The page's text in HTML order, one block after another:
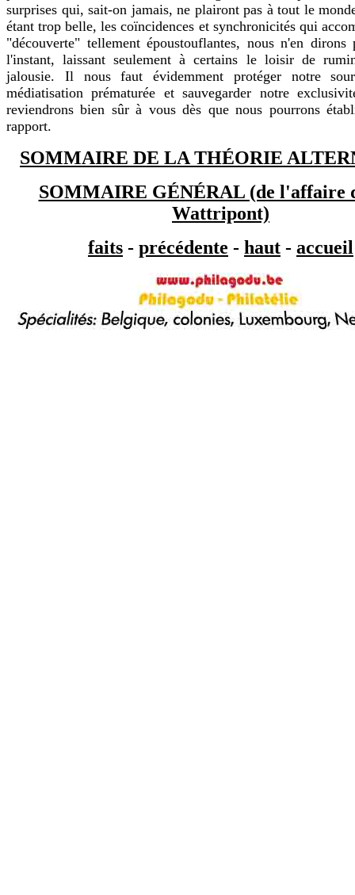
surprises qui, sait-on jamais, ne plairont pas à tout le
étant trop belle, les coïncidences et synchronicités qui
"découverte" tellement époustouflantes, nous n'en dirons
l'instant, laissant seulement à certains le loisir de
jalousie. Il nous faut évidemment protéger notre
médiatisation prématurée et sauvegarder notre
reviendrons bien sûr à vous dès que nous pourrons
rapport.
SOMMAIRE DE LA THÉORIE
SOMMAIRE GÉNÉRAL (de l'affaire
Wattripont)
faits - précédente - haut - accueil